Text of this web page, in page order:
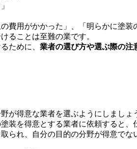
費用がかかった」、「明らかに塗
ることは至難の業です。
ために、 業者の選び方や選ぶ際の注
が得意な業者を選ぶようにしましょ
装を得意とする業者に依頼すると、
られ、自分の目的の分野が得意でな